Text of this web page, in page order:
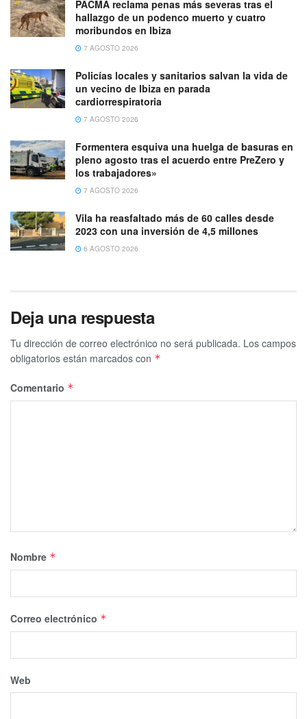
PACMA reclama penas más severas tras el
hallazgo de un podenco muerto y cuatro
moribundos en Ibiza
7 AGOSTO 2026
Policías locales y sanitarios salvan la vida de
un vecino de Ibiza en parada
cardiorrespiratoria
7 AGOSTO 2026
Formentera esquiva una huelga de basuras en
pleno agosto tras el acuerdo entre PreZero y
los trabajadores»
7 AGOSTO 2026
Vila ha reasfaltado más de 60 calles desde
2023 con una inversión de 4,5 millones
6 AGOSTO 2026
Deja una respuesta
Tu dirección de correo electrónico no será publicada. Los campos
obligatorios están marcados con *
Comentario *
Nombre *
Correo electrónico *
Web